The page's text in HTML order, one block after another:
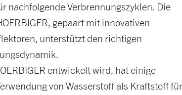
nachfolgende Verbrennungszyklen. Die
gepaart mit innovativen
unterstützt den richtigen
entwickelt wird, hat einige
von Wasserstoff als Kraftstoff für